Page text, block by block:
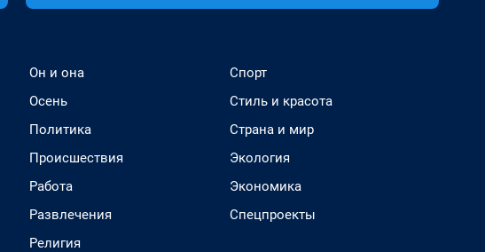
Он и она
Осень
Политика
Происшествия
Работа
Развлечения
Религия
Спорт
Стиль и красота
Страна и мир
Экология
Экономика
Спецпроекты